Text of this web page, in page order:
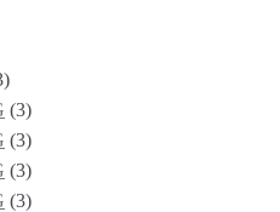
(3)
(3)
(3)
(3)